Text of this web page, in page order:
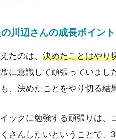
川辺さんの成長ポイント
たのは、 決めたことはやり
に意識して頑張っていまし
も、決めたことをやり切る結
ックに勉強する頑張りは
さんしたいということで